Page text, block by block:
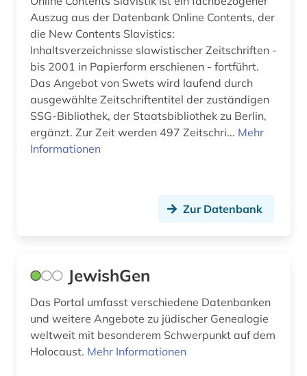
weißrussland (10)
widerstand (2)
wirtschaft (1)
wissenschaftler (1)
wörterbuch (3)
zweiter weltkrieg (1)
übersetzung (1)
Auszug aus der Datenbank Online Contents, der
die New Contents Slavistics:
Inhaltsverzeichnisse slawistischer Zeitschriften -
bis 2001 in Papierform erschienen - fortführt.
Das Angebot von Swets wird laufend durch
ausgewählte Zeitschriftentitel der zuständigen
SSG-Bibliothek, der Staatsbibliothek zu Berlin,
ergänzt. Zur Zeit werden 497 Zeitschri... Mehr
Informationen
Zur Datenbank
JewishGen
Das Portal umfasst verschiedene Datenbanken
und weitere Angebote zu jüdischer Genealogie
weltweit mit besonderem Schwerpunkt auf dem
Holocaust. Mehr Informationen